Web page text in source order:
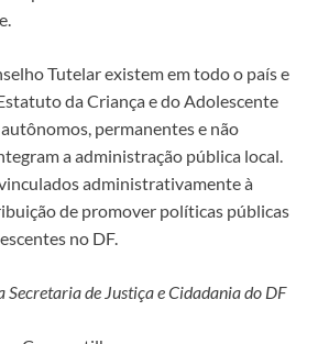
Tutelar existem em todo o país e
da Criança e do Adolescente
permanentes e não
a administração pública local.
administrativamente à
de promover políticas públicas
no DF.
Secretaria de Justiça e Cidadania do DF